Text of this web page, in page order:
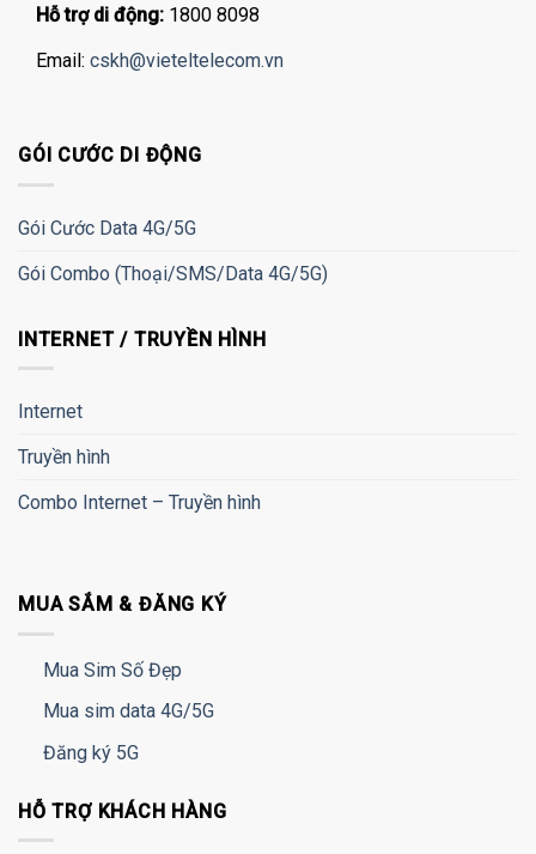
Hỗ trợ di động: 1800 8098
Email: cskh@vieteltelecom.vn
GÓI CƯỚC DI ĐỘNG
Gói Cước Data 4G/5G
Gói Combo (Thoại/SMS/Data 4G/5G)
INTERNET / TRUYỀN HÌNH
Internet
Truyền hình
Combo Internet – Truyền hình
MUA SẮM & ĐĂNG KÝ
Mua Sim Số Đẹp
Mua sim data 4G/5G
Đăng ký 5G
HỖ TRỢ KHÁCH HÀNG